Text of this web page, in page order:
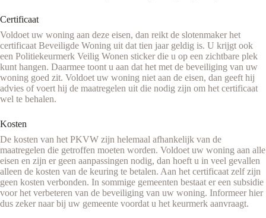
Certificaat
Voldoet uw woning aan deze eisen, dan reikt de slotenmaker het
certificaat Beveiligde Woning uit dat tien jaar geldig is. U krijgt ook
een Politiekeurmerk Veilig Wonen sticker die u op een zichtbare plek
kunt hangen. Daarmee toont u aan dat het met de beveiliging van uw
woning goed zit. Voldoet uw woning niet aan de eisen, dan geeft hij
advies of voert hij de maatregelen uit die nodig zijn om het certificaat
wel te behalen.
Kosten
De kosten van het PKVW zijn helemaal afhankelijk van de
maatregelen die getroffen moeten worden. Voldoet uw woning aan alle
eisen en zijn er geen aanpassingen nodig, dan hoeft u in veel gevallen
alleen de kosten van de keuring te betalen. Aan het certificaat zelf zijn
geen kosten verbonden. In sommige gemeenten bestaat er een subsidie
voor het verbeteren van de beveiliging van uw woning. Informeer hier
dus zeker naar bij uw gemeente voordat u het keurmerk aanvraagt.